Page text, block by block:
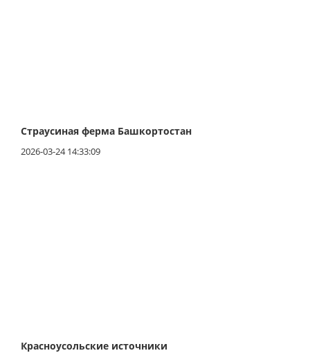
Страусиная ферма Башкортостан
2026-03-24 14:33:09
Красноусольские источники